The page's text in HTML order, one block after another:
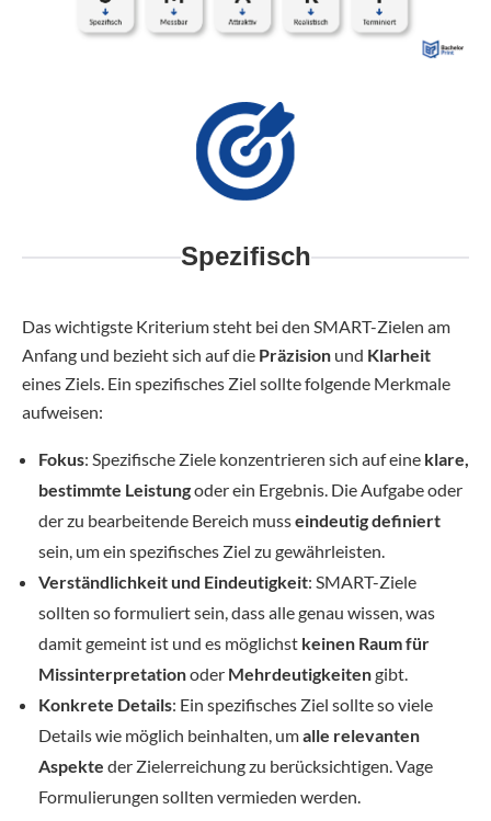
Spezifisch
Das wichtigste Kriterium steht bei den SMART-Zielen am
Anfang und bezieht sich auf die Präzision und Klarheit
eines Ziels. Ein spezifisches Ziel sollte folgende Merkmale
aufweisen:
Fokus: Spezifische Ziele konzentrieren sich auf eine klare,
bestimmte Leistungoder ein Ergebnis. Die Aufgabe oder
der zu bearbeitende Bereich musseindeutig definiert
sein, um ein spezifisches Ziel zu gewährleisten.
Verständlichkeit und Eindeutigkeit: SMART-Ziele
sollten so formuliert sein, dass alle genau wissen, was
damit gemeint ist und es möglichst keinen Raum für
Missinterpretationoder Mehrdeutigkeitengibt.
Konkrete Details: Ein spezifisches Ziel sollte so viele
Details wie möglich beinhalten, umalle relevanten
Aspekte der Zielerreichung zu berücksichtigen. Vage
Formulierungen sollten vermieden werden.